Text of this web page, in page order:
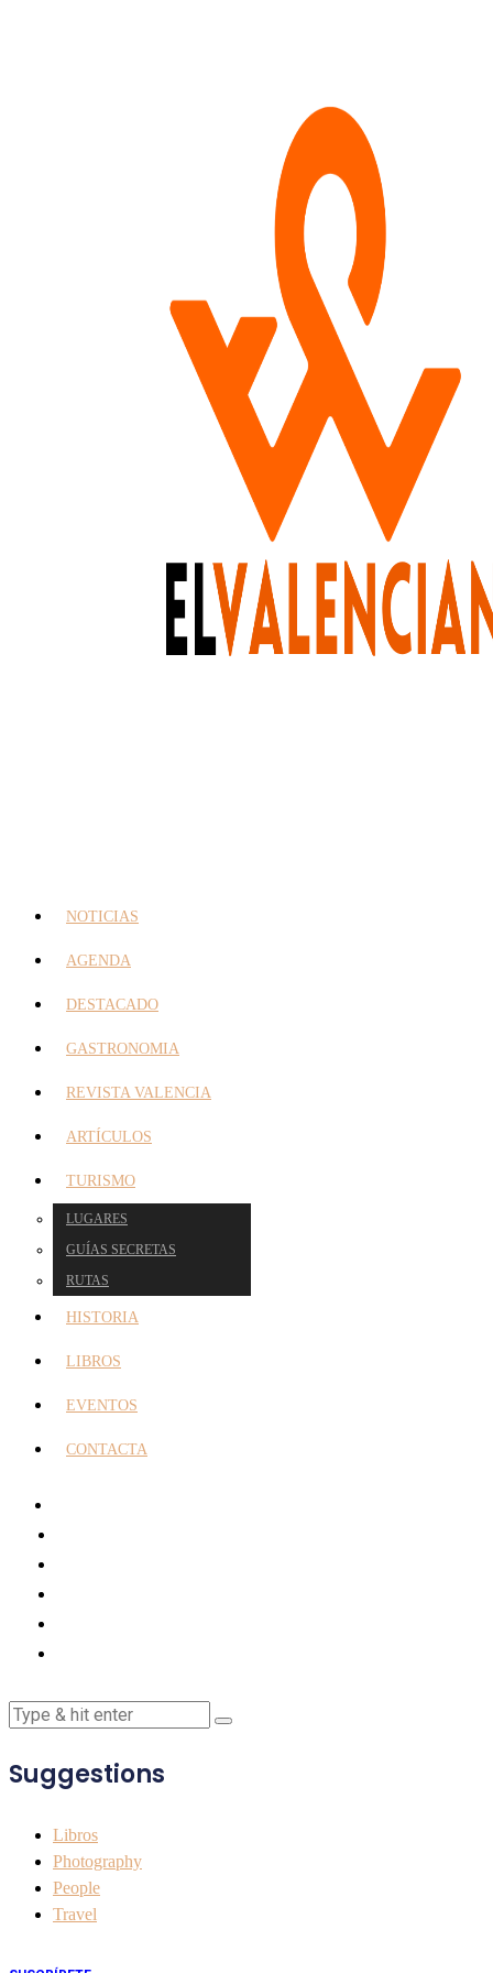
NOTICIAS
AGENDA
DESTACADO
GASTRONOMIA
REVISTA VALENCIA
ARTÍCULOS
TURISMO
LUGARES
GUÍAS SECRETAS
RUTAS
HISTORIA
LIBROS
EVENTOS
CONTACTA
Suggestions
Libros
Photography
People
Travel